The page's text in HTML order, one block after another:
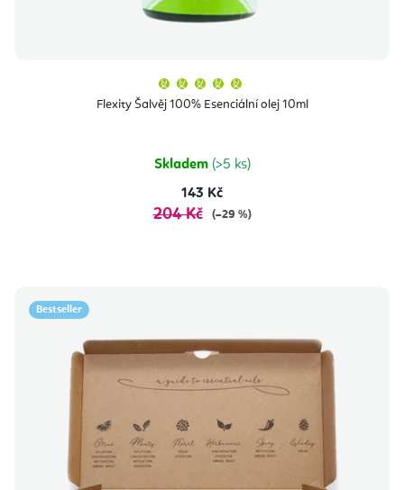
Flexity Šalvěj 100% Esenciální olej 10ml
produktu
je
hvězdiček.
Skladem (>5 ks)
143 Kč
204 Kč (–29 %)
Bestseller